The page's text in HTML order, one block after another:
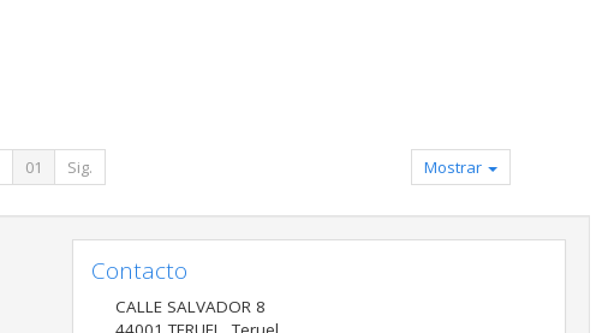
01 Sig. Mostrar
Contacto
CALLE SALVADOR 8